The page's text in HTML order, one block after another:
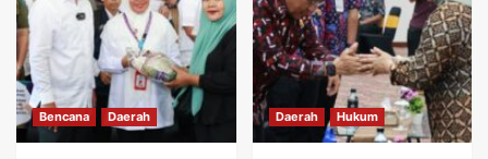
Bencana Daerah Daerah Hukum